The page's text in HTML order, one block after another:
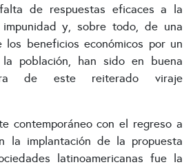
de respuestas eficaces a la
y, sobre todo, de una
los beneficios económicos por un
población, han sido en buena
de este reiterado viraje
contemporáneo con el regreso a
la implantación de la propuesta
latinoamericanas fue la